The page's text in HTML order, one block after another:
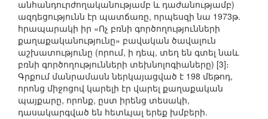
անհանդուրժողականությամբ և դաժանությամբ)
ազդեցությունն էր պատճառը, որպեսզի նա 1973թ.
հրապարակի իր «Ոչ բռնի գործողությունների
քաղաքականությունը» բավական ծավալուն
աշխատությունը (որում, ի դեպ, տեղ են գտել նաև
բռնի գործողությունների տեխնոլոգիաները) [3]։
Գրքում մանրամասն ներկայացված է 198 մեթոդ,
որոնց միջոցով կարելի էր վարել քաղաքական
պայքարը, որոնք, ըստ իրենց տեսակի,
դասակարգված են հետևյալ երեք խմբերի.